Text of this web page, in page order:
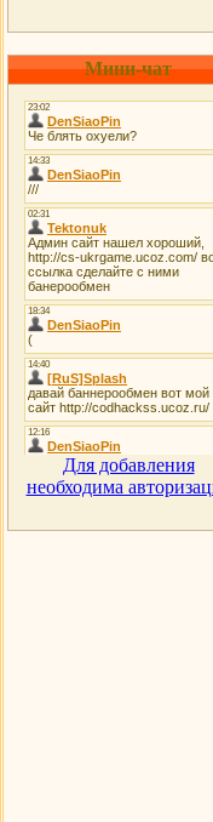
Мини-чат
Для добавления
необходима